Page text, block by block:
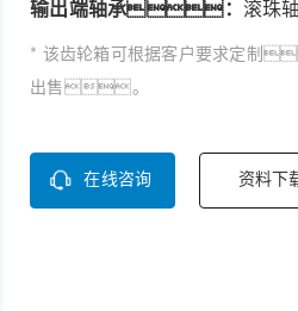
输出端轴承： 滚珠
* 该齿轮箱可根据客户要求定制
出售。
在线咨询 资料下